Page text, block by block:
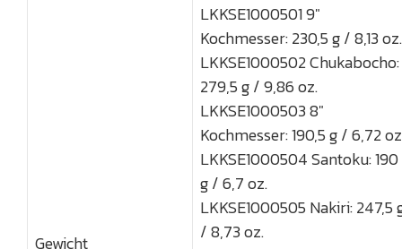
Gewicht
LKKSE1000501 9"
Kochmesser: 230,5 g / 8,13 oz.
LKKSE1000502 Chukabocho:
279,5 g / 9,86 oz.
LKKSE1000503 8"
Kochmesser: 190,5 g / 6,72
LKKSE1000504 Santoku: 190
g / 6,7 oz.
LKKSE1000505 Nakiri: 247,5
/ 8,73 oz.